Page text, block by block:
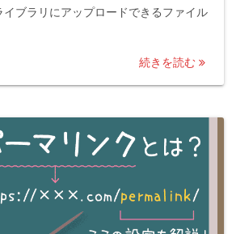
イブラリにアップロードできるファイル
続きを読む